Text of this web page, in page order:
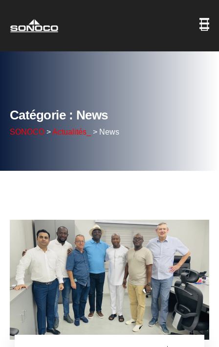
Catégorie : News
SONOCO >Actualités_ > News